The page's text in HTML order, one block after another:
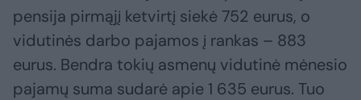
pensija pirmąjį ketvirtį siekė 752 eurus, o
vidutinės darbo pajamos į rankas – 883
eurus. Bendra tokių asmenų vidutinė mėnesio
pajamų suma sudarė apie 1 635 eurus. Tuo